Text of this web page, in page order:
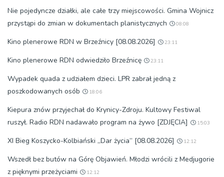
Nie pojedyncze działki, ale całe trzy miejscowości. Gmina Wojnicz
przystąpi do zmian w dokumentach planistycznych
08:08
Kino plenerowe RDN w Brzeźnicy [08.08.2026] 23:11
Kino plenerowe RDN odwiedziło Brzeźnicę 23:11
Wypadek quada z udziałem dzieci. LPR zabrał jedną z
poszkodowanych osób
18:06
Kiepura znów przyjechał do Krynicy-Zdroju. Kultowy Festiwal
ruszył. Radio RDN nadawało program na żywo [ZDJĘCIA]
15:03
XI Bieg Koszycko-Kolbiański „Dar życia” [08.08.2026] 12:12
Wszedł bez butów na Górę Objawień. Młodzi wrócili z Medjugorie
z pięknymi przeżyciami
12:12